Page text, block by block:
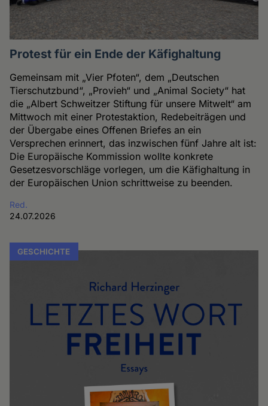
Protest für ein Ende der Käfighaltung
Gemeinsam mit „Vier Pfoten“, dem „Deutschen
Tierschutzbund“, „Provieh“ und „Animal Society“ hat
die „Albert Schweitzer Stiftung für unsere Mitwelt“ am
Mittwoch mit einer Protestaktion, Redebeiträgen und
der Übergabe eines Offenen Briefes an ein
Versprechen erinnert, das inzwischen fünf Jahre alt ist:
Die Europäische Kommission wollte konkrete
Gesetzesvorschläge vorlegen, um die Käfighaltung in
der Europäischen Union schrittweise zu beenden.
Red.
24.07.2026
GESCHICHTE